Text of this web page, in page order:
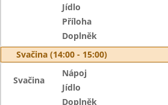
Jídlo
Příloha
Doplněk
Svačina (14:00 - 15:00)
Svačina
Nápoj
Jídlo
Doplněk